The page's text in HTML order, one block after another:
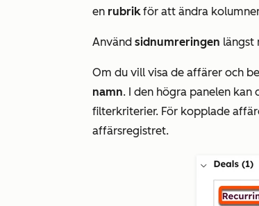
en rubrikför att ändra
Använd sidnumreringen längst
Om du vill visa de affärer och
namn. I den högra panelen
filterkriterier. För kopplade
affärsregistret.